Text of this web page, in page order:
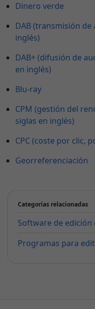
Dinero verde
DAB (transmisión
inglés)
DAB+ (difusión de
en inglés)
Blu-ray
CPM (gestión del
siglas en inglés)
CPC (coste por clic,
Georreferenciación
Categorías relacionadas
Software de edición
Programas para